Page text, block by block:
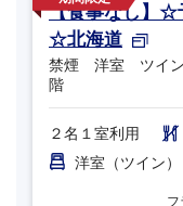
【食事なし】☆
☆北海道
禁煙 洋室 ツイ
階
２名１室利用
洋室（ツイン